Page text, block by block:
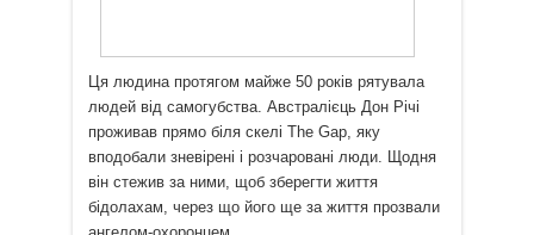
Ця людина протягом майже 50 років рятувала
людей від самогубства. Австралієць Дон Річі
проживав прямо біля скелі The Gap, яку
вподобали зневірені і розчаровані люди. Щодня
він стежив за ними, щоб зберегти життя
бідолахам, через що його ще за життя прозвали